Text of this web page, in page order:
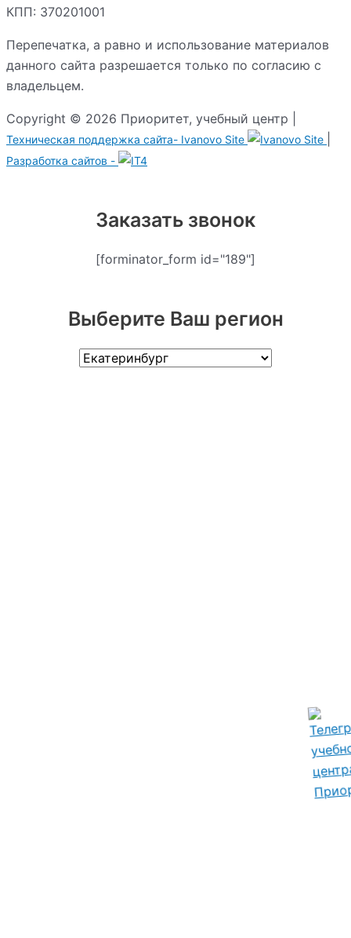
КПП: 370201001
Перепечатка, а равно и использование материалов
данного сайта разрешается только по согласию с
владельцем.
Copyright © 2026 Приоритет, учебный центр |
Техническая поддержка сайта- Ivanovo Site
Разработка сайтов -
Заказать звонок
[forminator_form id="189"]
Выберите Ваш регион